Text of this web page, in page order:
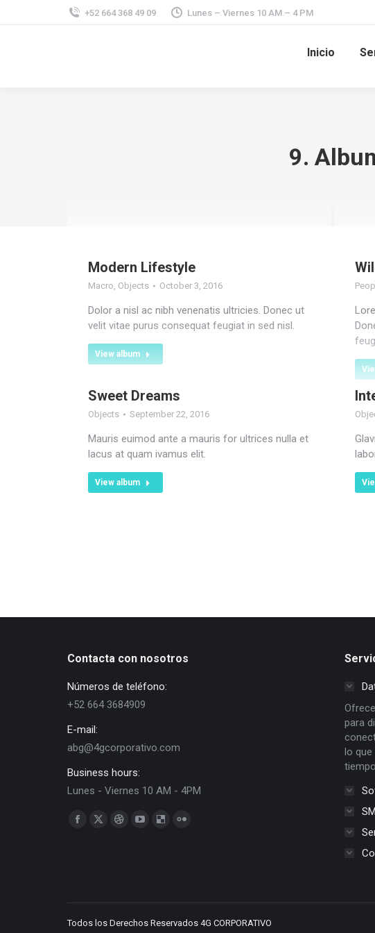
+52 664 368 49 09 Lunes – Viernes 10 AM – 4 PM
Inicio
9.
Modern Lifestyle
Macro Objects October 3, 2016
Dolor a nisl ac nibh venenatis ultricies. Donec ut
velit vitae purus consequat feugiat in sed nisl.
View album
Sweet Dreams
Objects September 22, 2016
Mauris euimod ante a mauris for ultrices nulla et
lacus at quam ivamus elit.
View album
Contacta con nosotros
Números de teléfono:
+52 664 3684909
E-mail:
abg@4gcorporativo.com
Business hours:
Lunes - Viernes 10 AM - 4PM
Find us on:
Facebook
window
X
window
Dribbble
window
YouTube
window
Delicious
windowwindow
para
lo
Todos los Derechos Reservados 4G CORPORATIVO